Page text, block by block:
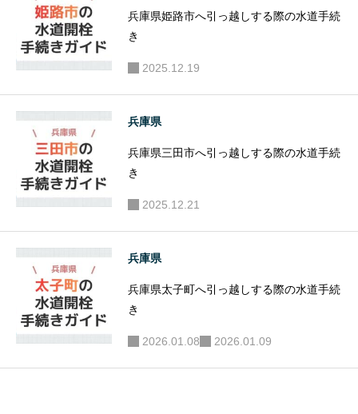
兵庫県姫路市へ引っ越しする際の水道手続
き
2025.12.19
兵庫県
兵庫県三田市へ引っ越しする際の水道手続
き
2025.12.21
兵庫県
兵庫県太子町へ引っ越しする際の水道手続
き
2026.01.08 2026.01.09